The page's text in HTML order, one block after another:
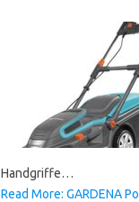
Handgriffe…
Read More: GARDENA